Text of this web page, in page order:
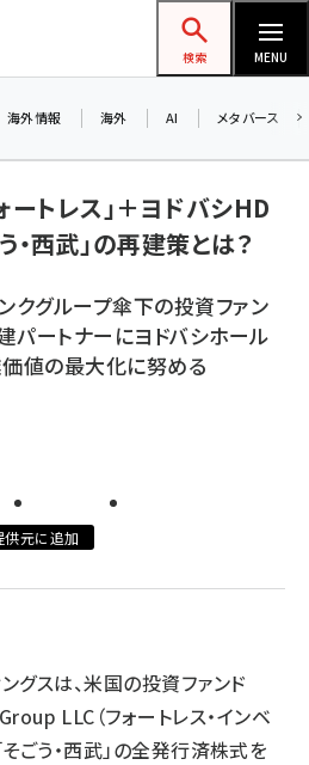
ショップ担当者フォーラム
検索 MENU
海外情報 海外 AI メタバース
ートレス」＋ヨドバシHD
・西武」の再建策とは？
クグループ傘下の投資ファン
建パートナーにヨドバシホール
価値の最大化に努める
供元に追加
グスは、米国の投資ファンド
LLC（フォートレス・インベ
そごう・西武」の全発行済株式を
お知ら
AIが
アル
8/26
交流